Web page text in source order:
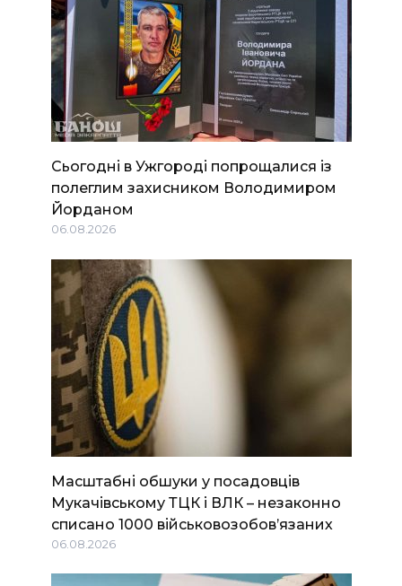
Сьогодні в Ужгороді попрощалися із
полеглим захисником Володимиром
Йорданом
06.08.2026
Масштабні обшуки у посадовців
Мукачівському ТЦК і ВЛК – незаконно
списано 1000 військовозобов’язаних
06.08.2026